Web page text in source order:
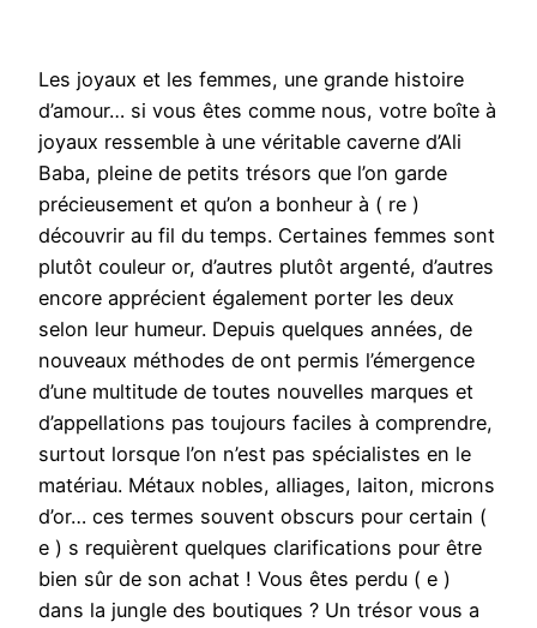
Les joyaux et les femmes, une grande histoire
d’amour… si vous êtes comme nous, votre boîte à
joyaux ressemble à une véritable caverne d’Ali
Baba, pleine de petits trésors que l’on garde
précieusement et qu’on a bonheur à ( re )
découvrir au fil du temps. Certaines femmes sont
plutôt couleur or, d’autres plutôt argenté, d’autres
encore apprécient également porter les deux
selon leur humeur. Depuis quelques années, de
nouveaux méthodes de ont permis l’émergence
d’une multitude de toutes nouvelles marques et
d’appellations pas toujours faciles à comprendre,
surtout lorsque l’on n’est pas spécialistes en le
matériau. Métaux nobles, alliages, laiton, microns
d’or… ces termes souvent obscurs pour certain (
e ) s requièrent quelques clarifications pour être
bien sûr de son achat ! Vous êtes perdu ( e )
dans la jungle des boutiques ? Un trésor vous a